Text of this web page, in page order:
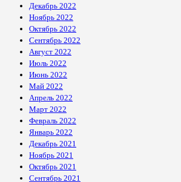
Декабрь 2022
Ноябрь 2022
Октябрь 2022
Сентябрь 2022
Август 2022
Июль 2022
Июнь 2022
Май 2022
Апрель 2022
Март 2022
Февраль 2022
Январь 2022
Декабрь 2021
Ноябрь 2021
Октябрь 2021
Сентябрь 2021